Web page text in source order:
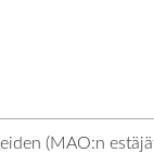
(MAO:n